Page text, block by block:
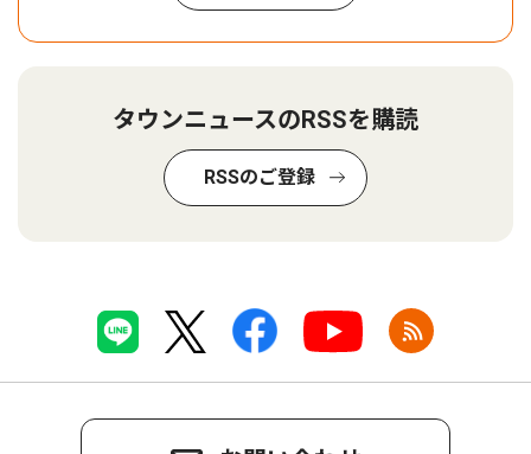
タウンニュースのRSSを購読
RSSのご登録